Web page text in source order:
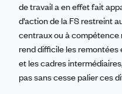
de travail a en effet fait
d’action de la FS restreint
centraux ou à compétence
rend difficile les
et les cadres
pas sans cesse palier ces